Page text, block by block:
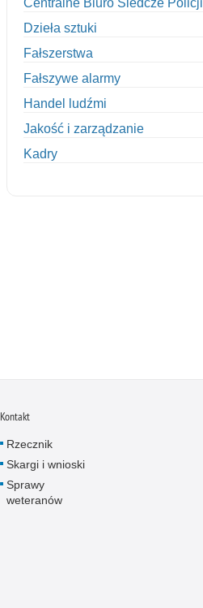
Centralne Biuro Śledcze Policji
Dzieła sztuki
Fałszerstwa
Fałszywe alarmy
Handel ludźmi
Jakość i zarządzanie
Kadry
Nietrzeźwi kierujący
Nietrzeźwi opiekunowie
Kontakt
Rzecznik
Skargi i wnioski
Sprawy
weteranów